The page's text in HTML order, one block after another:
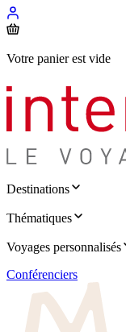
Votre panier est vide
Destinations
Thématiques
Voyages personnalisés
Conférenciers